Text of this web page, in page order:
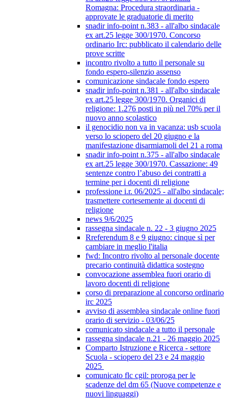
Romagna: Procedura straordinaria -
approvate le graduatorie di merito
snadir info-point n.383 - all'albo sindacale
ex art.25 legge 300/1970. Concorso
ordinario Irc: pubblicato il calendario delle
prove scritte
incontro rivolto a tutto il personale su
fondo espero-silenzio assenso
comunicazione sindacale fondo espero
snadir info-point n.381 - all'albo sindacale
ex art.25 legge 300/1970. Organici di
religione: 1.276 posti in più nel 70% per il
nuovo anno scolastico
il genocidio non va in vacanza: usb scuola
verso lo sciopero del 20 giugno e la
manifestazione disarmiamoli del 21 a roma
snadir info-point n.375 - all'albo sindacale
ex art.25 legge 300/1970. Cassazione: 49
sentenze contro l’abuso dei contratti a
termine per i docenti di religione
professione i.r. 06/2025 - all'albo sindacale;
trasmettere cortesemente ai docenti di
religione
news 9/6/2025
rassegna sindacale n. 22 - 3 giugno 2025
Rreferendum 8 e 9 giugno: cinque sì per
cambiare in meglio l'italia
fwd: Incontro rivolto al personale docente
precario continuità didattica sostegno
convocazione assemblea fuori orario di
lavoro docenti di religione
corso di preparazione al concorso ordinario
irc 2025
avviso di assemblea sindacale online fuori
orario di servizio - 03/06/25
comunicato sindacale a tutto il personale
rassegna sindacale n.21 - 26 maggio 2025
Comparto Istruzione e Ricerca - settore
Scuola - sciopero del 23 e 24 maggio
2025
comunicato flc cgil: proroga per le
scadenze del dm 65 (Nuove competenze e
nuovi linguaggi)